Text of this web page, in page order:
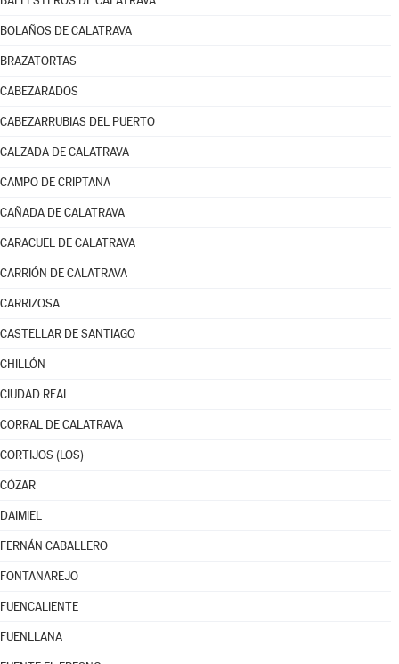
BOLAÑOS DE CALATRAVA
BRAZATORTAS
CABEZARADOS
CABEZARRUBIAS DEL PUERTO
CALZADA DE CALATRAVA
CAMPO DE CRIPTANA
CAÑADA DE CALATRAVA
CARACUEL DE CALATRAVA
CARRIÓN DE CALATRAVA
CARRIZOSA
CASTELLAR DE SANTIAGO
CHILLÓN
CIUDAD REAL
CORRAL DE CALATRAVA
CORTIJOS (LOS)
CÓZAR
DAIMIEL
FERNÁN CABALLERO
FONTANAREJO
FUENCALIENTE
FUENLLANA